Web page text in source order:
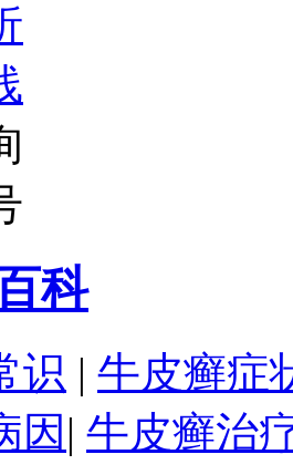
科
识 | 牛皮癣症
因 | 牛皮癣治